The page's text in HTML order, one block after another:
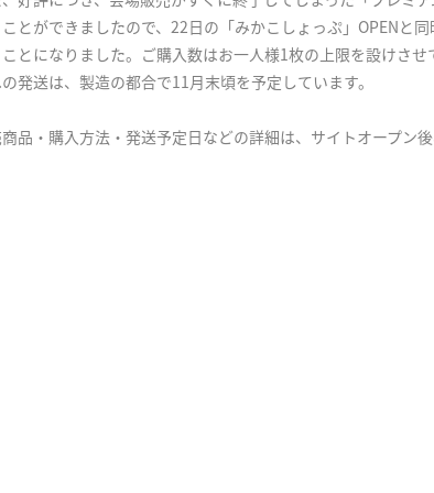
ことができましたので、22日の「みかこしょっぷ」OPENと
ことになりました。ご購入数はお一人様1枚の上限を設けさ
発送は、製造の都合で11月末頃を予定しています。
商品・購入方法・発送予定日などの詳細は、サイトオープン